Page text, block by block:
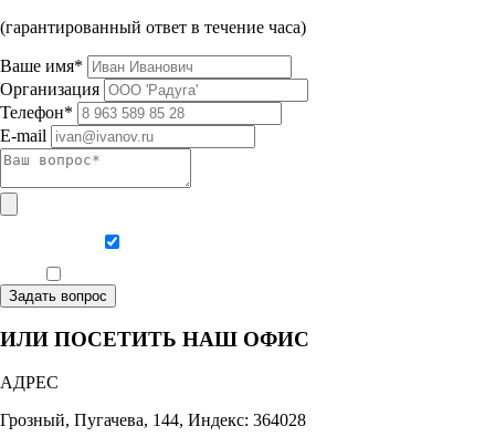
(гарантированный ответ в течение часа)
Ваше имя*
Организация
Телефон*
E-mail
Задать вопрос
ИЛИ ПОСЕТИТЬ НАШ ОФИС
АДРЕС
Грозный, Пугачева, 144, Индекс: 364028